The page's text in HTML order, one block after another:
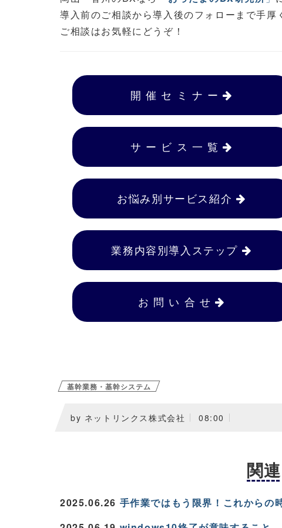
導入前のご相談から導入後のフォローまで手厚
ご相談はお気軽にどうぞ！
開 催 セ ミ ナ ー
サ ー ビ ス 一 覧
お悩み別サービス紹介
業務内容別導入ステップ
お 問 い 合 せ
基幹業務・基幹システム
by ネットリンクス株式会社 08:00
関
2025.06.26 手作業ではもう限界！これからの